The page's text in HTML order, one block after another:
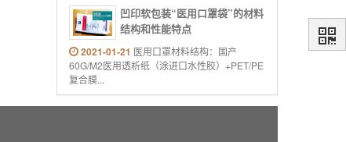
凹印软包装“医用口罩袋”的材料
结构和性能特点
2021-01-21 医用口罩材料结构：国产
60G/M2医用透析纸（涂进口水性胶）+PET/PE
复合膜...